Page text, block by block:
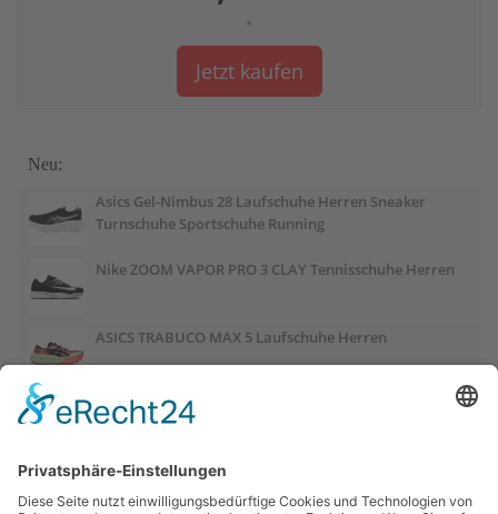
*
Jetzt kaufen
Neu:
Asics Gel-Nimbus 28 Laufschuhe Herren Sneaker
Turnschuhe Sportschuhe Running
Nike ZOOM VAPOR PRO 3 CLAY Tennisschuhe Herren
ASICS TRABUCO MAX 5 Laufschuhe Herren
ASICS GEL-PULSE 17 Laufschuhe Damen
Salomon OUTCHILL Winterschuhe Damen